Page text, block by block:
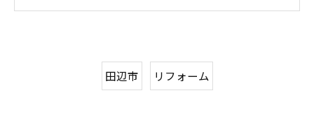
田辺市 リフォーム